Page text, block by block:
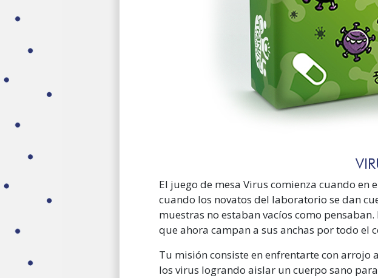
El juego de mesa Virus comienza cuando
cuando los novatos del laboratorio se dan
muestras no estaban vacíos como
que ahora campan a sus anchas por todo el
Tu misión consiste en enfrentarte con
los virus logrando aislar un cuerpo sano